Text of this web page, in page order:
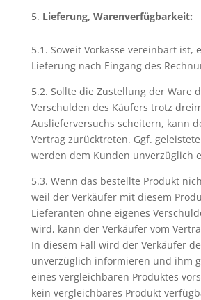
Lieferung, Warenverfügbarkeit:
5.1. Soweit Vorkasse vereinbart ist,
Lieferung nach Eingang des
5.2. Sollte die Zustellung der Ware
Verschulden des Käufers trotz
Auslieferversuchs scheitern, kann
Vertrag zurücktreten. Ggf.
werden dem Kunden unverzüglich
5.3. Wenn das bestellte Produkt
weil der Verkäufer mit diesem
Lieferanten ohne eigenes
wird, kann der Verkäufer vom
In diesem Fall wird der Verkäufer
unverzüglich informieren und ihm
eines vergleichbaren Produktes
kein vergleichbares Produkt